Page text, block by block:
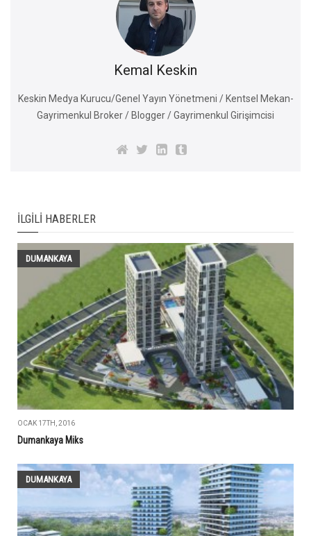
Kemal Keskin
Keskin Medya Kurucu/Genel Yayın Yönetmeni / Kentsel Mekan-
Gayrimenkul Broker / Blogger / Gayrimenkul Girişimcisi
İLGILI HABERLER
DUMANKAYA
OCAK 17TH, 2016
Dumankaya Miks
DUMANKAYA